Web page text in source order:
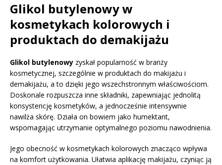
Glikol butylenowy w
kosmetykach kolorowych i
produktach do demakijażu
Glikol butylenowy zyskał popularność w branży
kosmetycznej, szczególnie w produktach do makijażu i
demakijażu, a to dzięki jego wszechstronnym właściwościom.
Doskonale rozpuszcza inne składniki, zapewniając jednolitą
konsystencję kosmetyków, a jednocześnie intensywnie
nawilża skórę. Działa on bowiem jako humektant,
wspomagając utrzymanie optymalnego poziomu nawodnienia.
Jego obecność w kosmetykach kolorowych znacząco wpływa
na komfort użytkowania. Ułatwia aplikację makijażu, czyniąc ją